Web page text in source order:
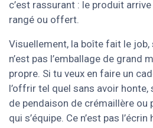
c’est rassurant : le produit
rangé ou offert.
Visuellement, la boîte fait le job,
n’est pas l’emballage de grand
propre. Si tu veux en faire un
l’offrir tel quel sans avoir
de pendaison de crémaillère ou
qui s’équipe. Ce n’est pas